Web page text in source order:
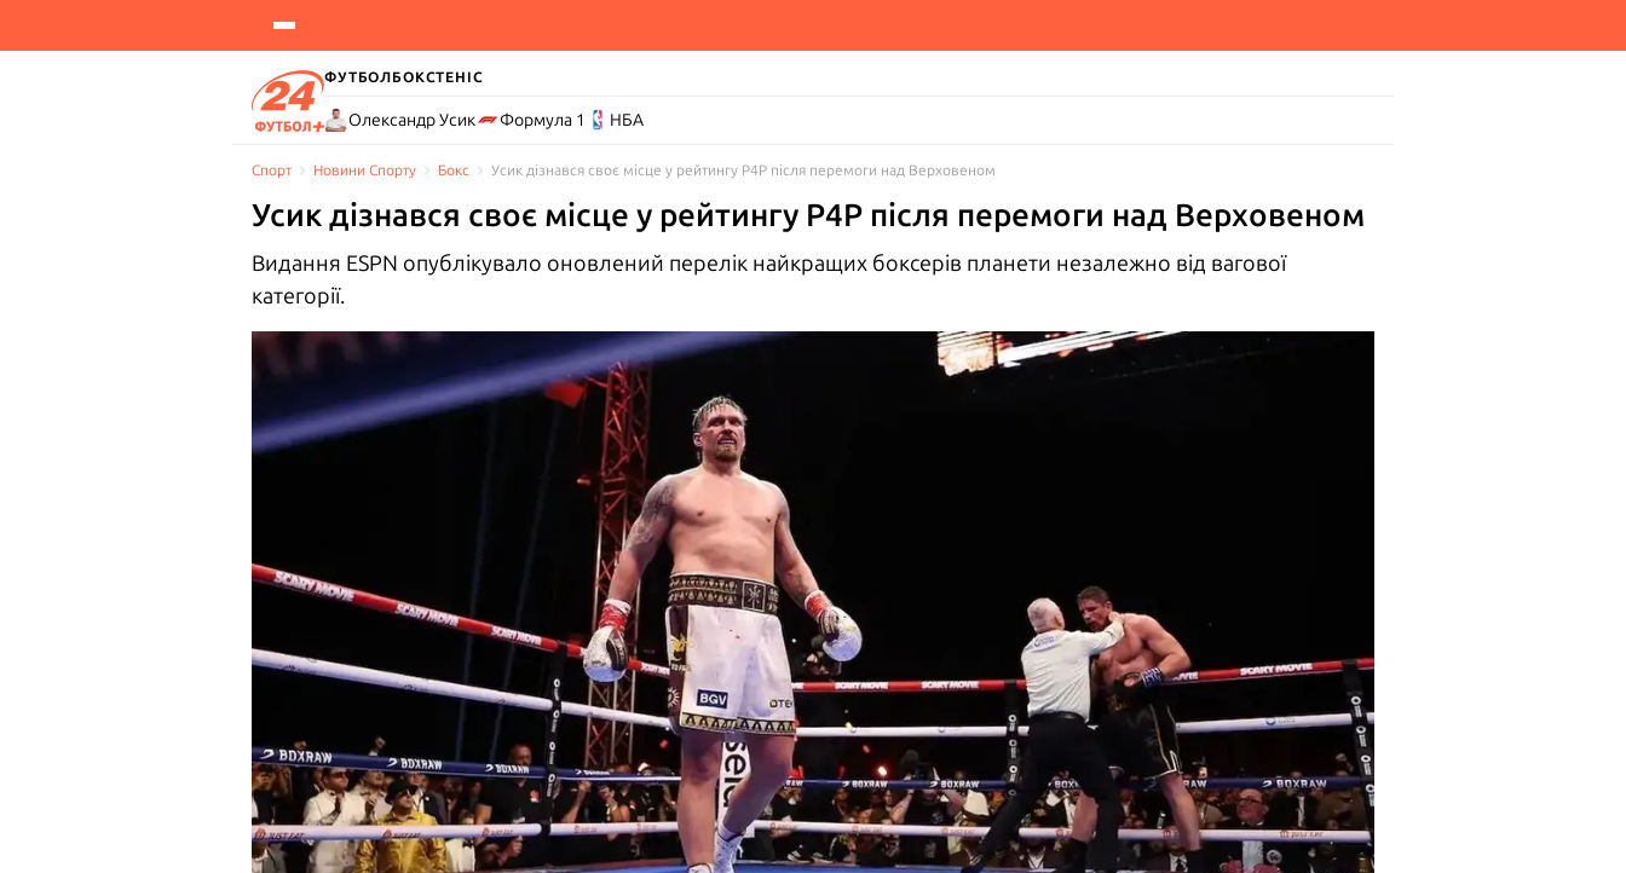
ФУТБОЛБОКСТЕНІС
Олександр Усик Формула 1 НБА
Спорт Новини Спорту Бокс Усик дізнався своє місце у рейтингу Р4Р після перемоги над Верховеном
Усик дізнався своє місце у рейтингу Р4Р після перемоги над Верховеном
Видання ESPN опублікувало оновлений перелік найкращих боксерів планети незалежно від вагової
категорії.